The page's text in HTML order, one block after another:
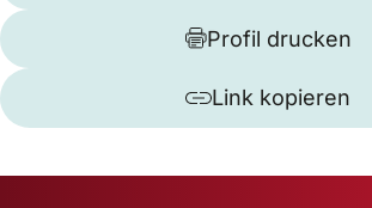
Profil drucken
Link kopieren